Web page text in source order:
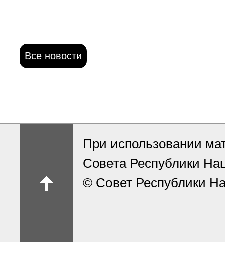
Все новости
При использовании
Совета Республики
© Совет Республики